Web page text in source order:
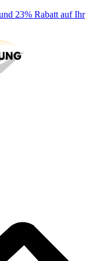
23% Rabatt auf Ihr